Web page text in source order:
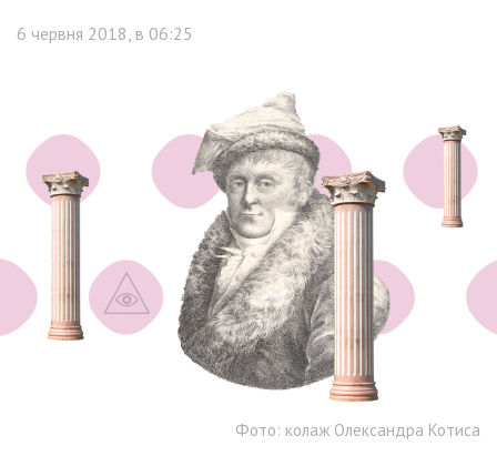
6 червня 2018, в 06:25
Фото: колаж Олександра Котиса